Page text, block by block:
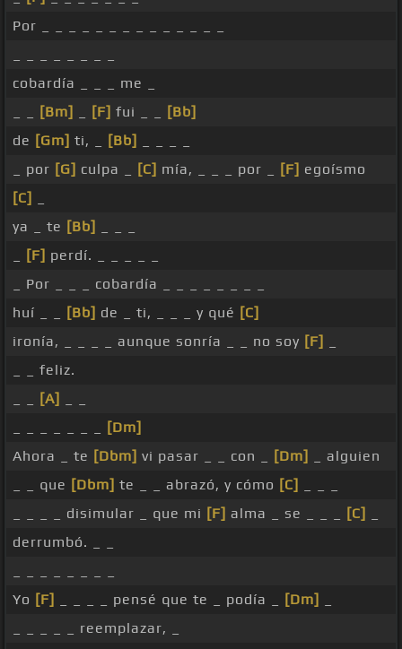
Por _ _ _ _ _ _ _ _ _ _ _ _ _ _
cobardía _ _ _ me _
[Bm] [F] fui _ _
[Bb]
de [Gm] ti, _ [Bb]
_ por [G] culpa _ [C] mía, _ _ _ por _ [F] egoísmo
[C]
ya _ te [Bb]
[F] perdí. _ _ _ _ _
_ Por _ _ _ cobardía _ _ _ _ _ _ _ _
huí _ _
[Bb] de _ ti, _ _ _ y qué [C]
ironía, _ _ _ _ aunque sonría _ _ no soy [F]
_ _ feliz.
[A]
[Dm]
Ahora _ te [Dbm] vi pasar _ _ con _ [Dm]
_ alguien
_ _ que [Dbm] te _ _ abrazó, y cómo [C]
_ _ _ _ disimular _ que mi [F] alma _ se _ _ _ [C]
derrumbó. _ _
Yo [F] _ _ _ _ pensé que te _ podía _ [Dm]
_ _ _ _ _ reemplazar, _